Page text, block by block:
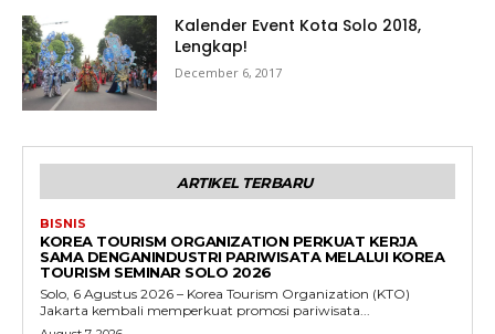
Kalender Event Kota Solo 2018,
Lengkap!
December 6, 2017
ARTIKEL TERBARU
BISNIS
KOREA TOURISM ORGANIZATION PERKUAT KERJA
SAMA DENGANINDUSTRI PARIWISATA MELALUI KOREA
TOURISM SEMINAR SOLO 2026
Solo, 6 Agustus 2026 – Korea Tourism Organization (KTO)
Jakarta kembali memperkuat promosi pariwisata...